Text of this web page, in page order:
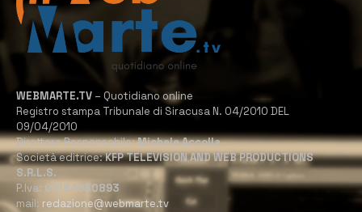
WEBMARTE.TV – Quotidiano online
Registro stampa Tribunale di Siracusa N. 04/2010 DEL
09/04/2010
Direttore Responsabile:Michele Accolla
Società editrice:KFP TELEVISION AND WEB PRODUCTIONS
S.R.L.S.
P.Iva: 02184950893
mail: redazione@webmarte.tv